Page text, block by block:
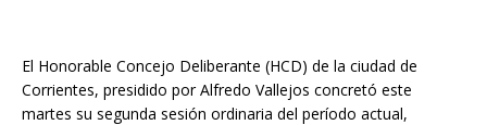
El Honorable Concejo Deliberante (HCD) de la ciudad de
Corrientes, presidido por Alfredo Vallejos concretó este
martes su segunda sesión ordinaria del período actual,